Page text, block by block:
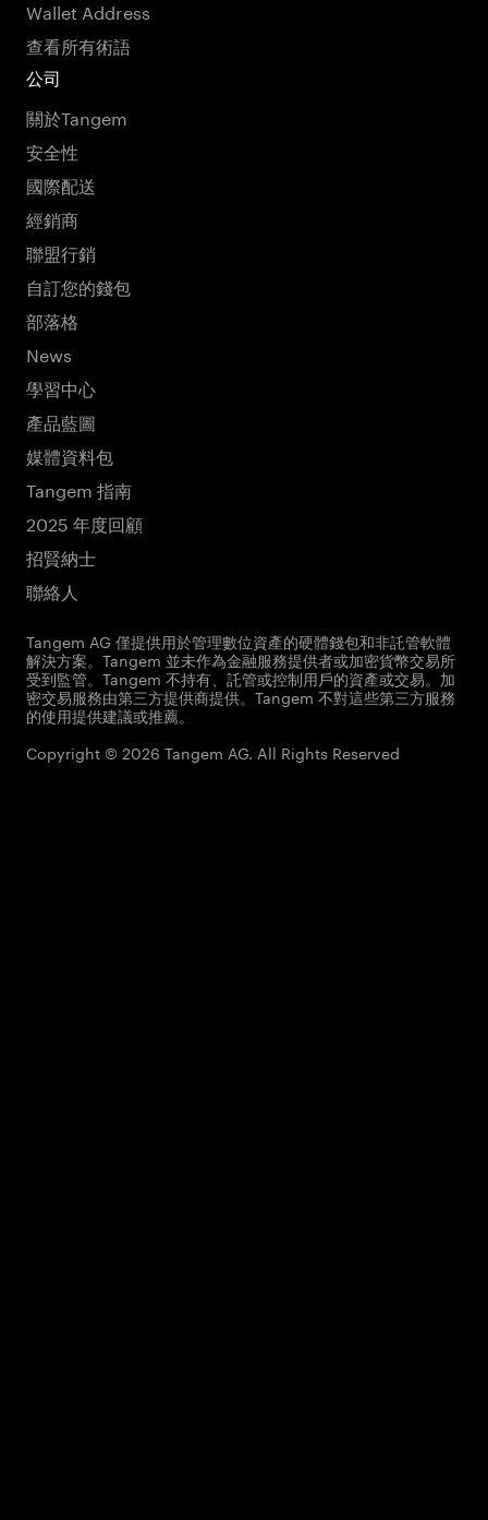
Wallet Address
查看所有術語
公司
關於Tangem
安全性
國際配送
經銷商
聯盟行銷
自訂您的錢包
部落格
News
學習中心
產品藍圖
媒體資料包
Tangem 指南
2025 年度回顧
招賢納士
聯絡人
Tangem AG 僅提供用於管理數位資產的硬體錢包和非託管軟體
解決方案。Tangem 並未作為金融服務提供者或加密貨幣交易所
受到監管。Tangem 不持有、託管或控制用戶的資產或交易。加
密交易服務由第三方提供商提供。Tangem 不對這些第三方服務
的使用提供建議或推薦。